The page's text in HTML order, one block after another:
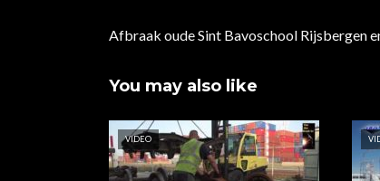
Afbraak oude Sint Bavoschool Rijsbergen
You may also like
VIDEO